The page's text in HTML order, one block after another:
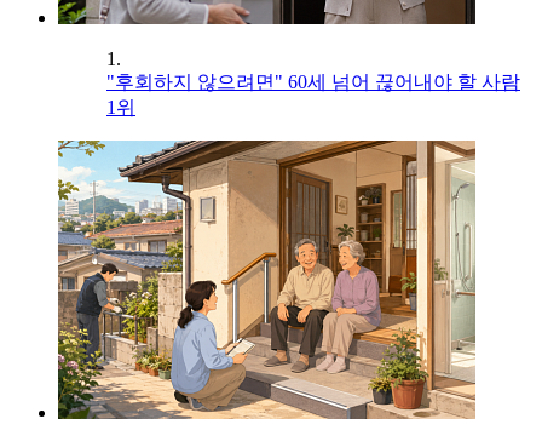
1.
"후회하지 않으려면" 60세 넘어 끊어내야 할 사람
1위